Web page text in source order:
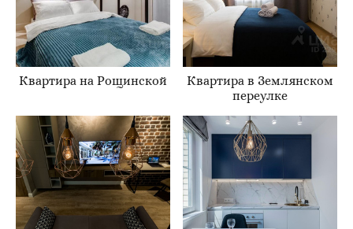
Квартира на Рощинской
Квартира в Землянском
переулке